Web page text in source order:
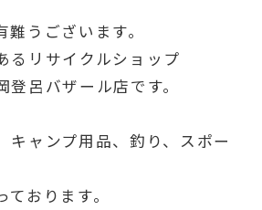
うございます。
るリサイクルショップ
登呂バザール店です。
キャンプ用品、釣り、スポー
おります。